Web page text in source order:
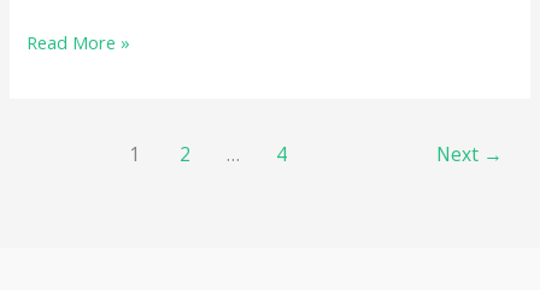
em
Read More »
1 2 … 4 Next →